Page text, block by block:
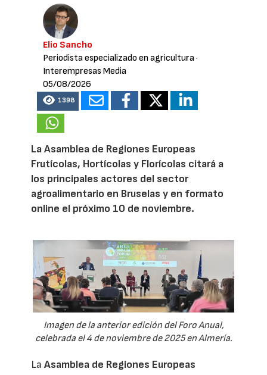
Elio Sancho
Periodista especializado en agricultura·
Interempresas Media
05/08/2026
1398
La Asamblea de Regiones Europeas
Frutícolas, Hortícolas y Florícolas citará a
los principales actores del sector
agroalimentario en Bruselas y en formato
online el próximo 10 de noviembre.
Imagen de la anterior edición del Foro Anual,
celebrada el 4 de noviembre de 2025 en Almería.
LaAsamblea de Regiones Europeas